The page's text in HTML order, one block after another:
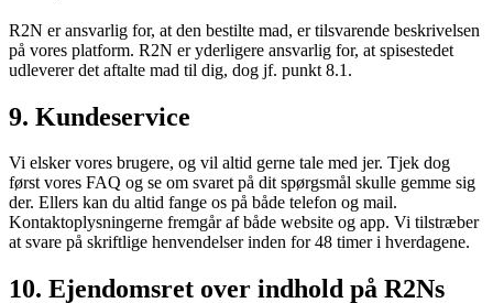
R2N er ansvarlig for, at den bestilte mad, er tilsvarende beskrivelsen
på vores platform. R2N er yderligere ansvarlig for, at spisestedet
udleverer det aftalte mad til dig, dog jf. punkt 8.1.
9. Kundeservice
Vi elsker vores brugere, og vil altid gerne tale med jer. Tjek dog
først vores FAQ og se om svaret på dit spørgsmål skulle gemme sig
der. Ellers kan du altid fange os på både telefon og mail.
Kontaktoplysningerne fremgår af både website og app. Vi tilstræber
at svare på skriftlige henvendelser inden for 48 timer i hverdagene.
10. Ejendomsret over indhold på R2Ns